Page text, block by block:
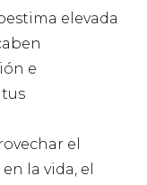
elevada
e
el
la vida, el